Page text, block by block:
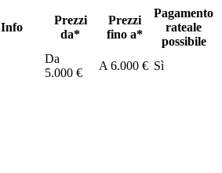
Info
Prezzi
da*
Prezzi
fino a*
Pagamento
rateale
possibile
Da
5.000 €
A 6.000 € Sì